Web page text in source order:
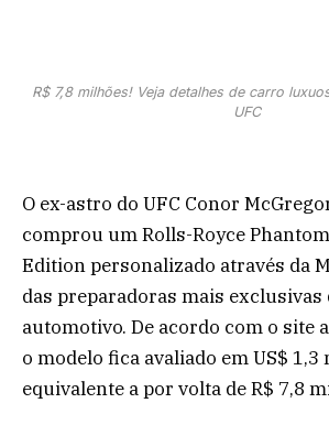
R$ 7,8 milhões! Veja detalhes de carro
UFC
O ex-astro do UFC Conor
comprou um Rolls-Royce
Edition personalizado através da
das preparadoras mais exclusivas
automotivo. De acordo com o site
o modelo fica avaliado em US$ 1,3
equivalente a por volta de R$ 7,8